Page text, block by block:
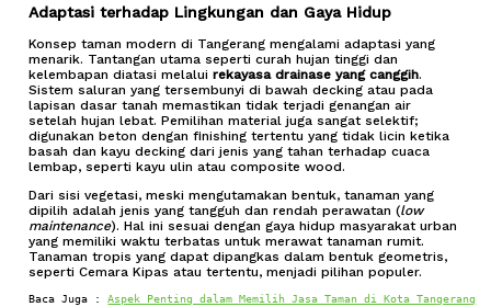
Adaptasi terhadap Lingkungan dan Gaya Hidup
Konsep taman modern di Tangerang mengalami adaptasi yang
menarik. Tantangan utama seperti curah hujan tinggi dan
kelembapan diatasi melaluirekayasa drainase yang canggih.
Sistem saluran yang tersembunyi di bawah decking atau pada
lapisan dasar tanah memastikan tidak terjadi genangan air
setelah hujan lebat. Pemilihan material juga sangat selektif;
digunakan beton dengan finishing tertentu yang tidak licin ketika
basah dan kayu decking dari jenis yang tahan terhadap cuaca
lembap, seperti kayu ulin atau composite wood.
Dari sisi vegetasi, meski mengutamakan bentuk, tanaman yang
dipilih adalah jenis yang tangguh dan rendah perawatan (low
maintenance). Hal ini sesuai dengan gaya hidup masyarakat urban
yang memiliki waktu terbatas untuk merawat tanaman rumit.
Tanaman tropis yang dapat dipangkas dalam bentuk geometris,
seperti Cemara Kipas atau tertentu, menjadi pilihan populer.
Baca Juga : Aspek Penting dalam Memilih Jasa Taman di Kota Tangerang